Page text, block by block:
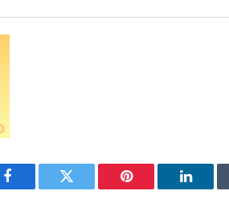
Facebook Twitter Pinterest